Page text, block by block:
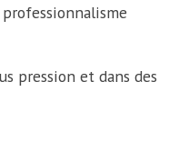
pression et dans des